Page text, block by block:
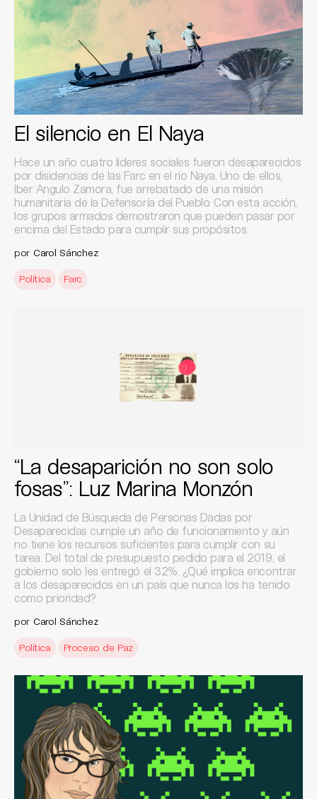
El silencio en El Naya
Hace un año cuatro líderes sociales fueron desaparecidos
por disidencias de las Farc en el río Naya. Uno de ellos,
Iber Angulo Zamora, fue arrebatado de una misión
humanitaria de la Defensoría del Pueblo. Con esta acción,
los grupos armados demostraron que pueden pasar por
encima del Estado para cumplir sus propósitos.
por Carol Sánchez
Política Farc
“La desaparición no son solo
fosas”: Luz Marina Monzón
La Unidad de Búsqueda de Personas Dadas por
Desaparecidas cumple un año de funcionamiento y aún
no tiene los recursos suficientes para cumplir con su
tarea. Del total de presupuesto pedido para el 2019, el
gobierno solo les entregó el 32%. ¿Qué implica encontrar
a los desaparecidos en un país que nunca los ha tenido
como prioridad?
por Carol Sánchez
Política Proceso de Paz